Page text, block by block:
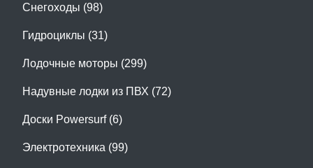
Снегоходы (98)
Гидроциклы (31)
Лодочные моторы (299)
Надувные лодки из ПВХ (72)
Доски Powersurf (6)
Электротехника (99)